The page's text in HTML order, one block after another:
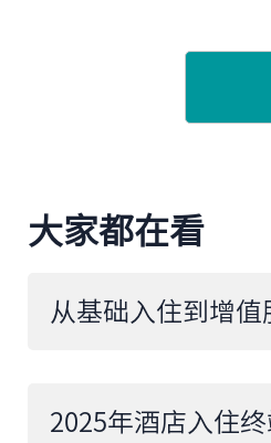
大家都在看
2025年酒店入住